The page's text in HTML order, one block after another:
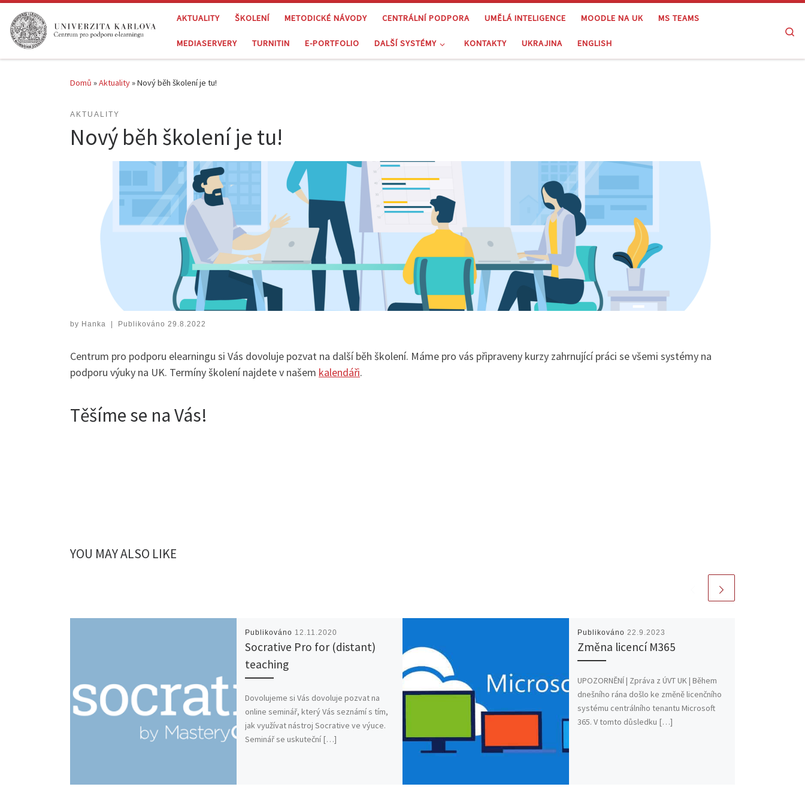
Skip to content AKTUALITY ŠKOLENÍ METODICKÉ NÁVODY CENTRÁLNÍ PODPORA UMĚLÁ INTELIGENCE MOODLE NA UK MS TEAMS
MEDIASERVERY TURNITIN E-PORTFOLIO DALŠÍ SYSTÉMY KONTAKTY UKRAJINA ENGLISH
Domů »Aktuality»Nový běh školení je tu!
AKTUALITY
Nový běh školení je tu!
by Hanka Publikováno 29.8.2022
Centrum pro podporu elearningu si Vás dovoluje pozvat na další běh školení. Máme pro vás připraveny kurzy zahrnující práci se všemi systémy na
podporu výuky na UK. Termíny školení najdete v našem kalendáři.
Těšíme se na Vás!
YOU MAY ALSO LIKE
Publikováno 12.11.2020
Socrative Pro for (distant)
teaching
Dovolujeme si Vás dovoluje pozvat na
online seminář, který Vás seznámí s tím,
jak využívat nástroj Socrative ve výuce.
Seminář se uskuteční […]
Publikováno 22.9.2023
Změna licencí M365
UPOZORNĚNÍ | Zpráva z ÚVT UK | Během
dnešního rána došlo ke změně licenčního
systému centrálního tenantu Microsoft
365. V tomto důsledku […]